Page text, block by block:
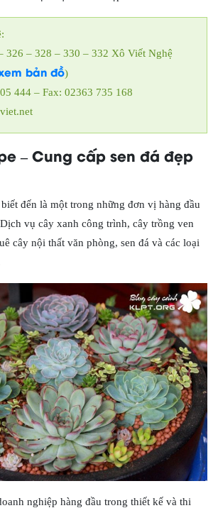
326 – 328 – 330 – 332 Xô Viết Nghệ
bản đồ)
444 – Fax: 02363 735 168
– Cung cấp sen đá đẹp
đến là một trong những đơn vị hàng đầu
vụ cây xanh công trình, cây trồng ven
cây nội thất văn phòng, sen đá và các loại
nghiệp hàng đầu trong thiết kế và thi